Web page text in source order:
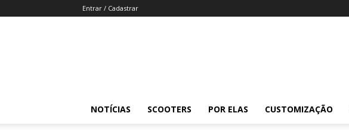
Entrar / Cadastrar
NOTÍCIAS SCOOTERS POR ELAS CUSTOMIZAÇÃO